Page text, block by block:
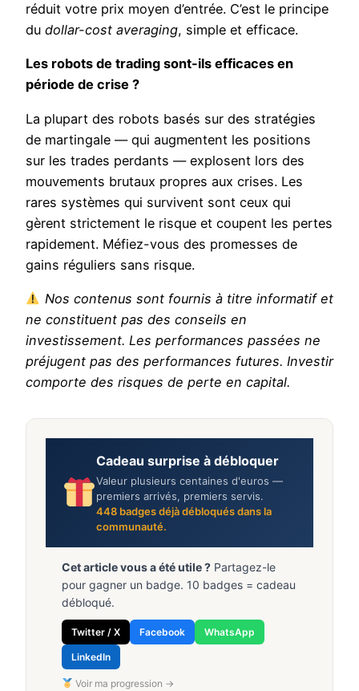
réduit votre prix moyen d’entrée. C’est le principe
du dollar-cost averaging, simple et efficace.
Les robots de trading sont-ils efficaces en
période de crise ?
La plupart des robots basés sur des stratégies
de martingale — qui augmentent les positions
sur les trades perdants — explosent lors des
mouvements brutaux propres aux crises. Les
rares systèmes qui survivent sont ceux qui
gèrent strictement le risque et coupent les pertes
rapidement. Méfiez-vous des promesses de
gains réguliers sans risque.
Nos contenus sont fournis à titre informatif et
ne constituent pas des conseils en
investissement. Les performances passées ne
préjugent pas des performances futures. Investir
comporte des risques de perte en capital.
Cadeau surprise à débloquer
Valeur plusieurs centaines d'euros —
premiers arrivés, premiers servis.
448 badges déjà débloqués dans la
communauté.
Cet article vous a été utile ? Partagez-le
pour gagner un badge. 10 badges = cadeau
débloqué.
Twitter / X Facebook WhatsApp
LinkedIn
Voir ma progression →